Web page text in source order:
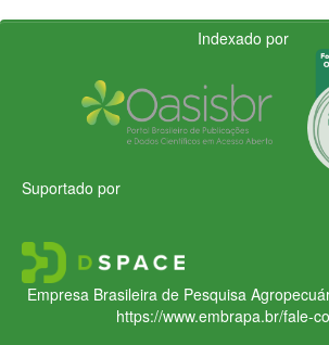
Indexado por
Suportado por
Empresa Brasileira de Pesquisa
https://www.embrapa.br/fale-